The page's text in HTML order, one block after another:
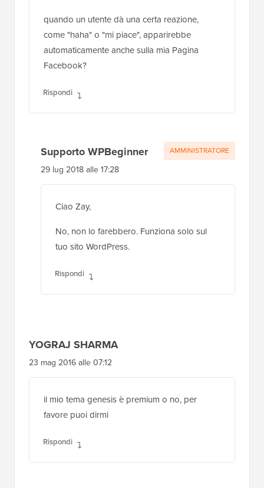
quando un utente dà una certa reazione,
come "haha" o "mi piace", apparirebbe
automaticamente anche sulla mia Pagina
Facebook?
Rispondi
Supporto WPBeginner
29 lug 2018 alle 17:28
Ciao Zay,
No, non lo farebbero. Funziona solo sul
tuo sito WordPress.
Rispondi
AMMINISTRATORE
YOGRAJ SHARMA
23 mag 2016 alle 07:12
il mio tema genesis è premium o no, per
favore puoi dirmi
Rispondi